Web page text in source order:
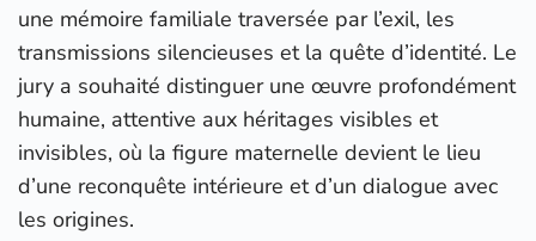
une mémoire familiale traversée par l’exil, les
transmissions silencieuses et la quête d’identité. Le
jury a souhaité distinguer une œuvre profondément
humaine, attentive aux héritages visibles et
invisibles, où la figure maternelle devient le lieu
d’une reconquête intérieure et d’un dialogue avec
les origines.